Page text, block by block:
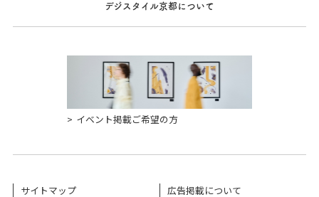
デジスタイル京都について
イベント掲載ご希望の方
サイトマップ 広告掲載について